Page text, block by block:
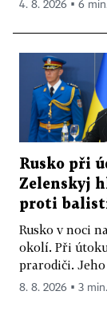
4. 8. 2026 ▪ 6
Rusko při
Zelenskyj
proti
Rusko v noci
okolí. Při
prarodiči.
8. 8. 2026 ▪ 3